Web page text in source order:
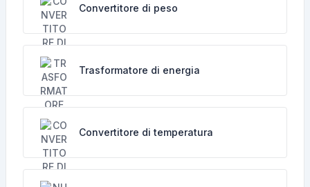
Convertitore di peso
Trasformatore di energia
Convertitore di temperatura